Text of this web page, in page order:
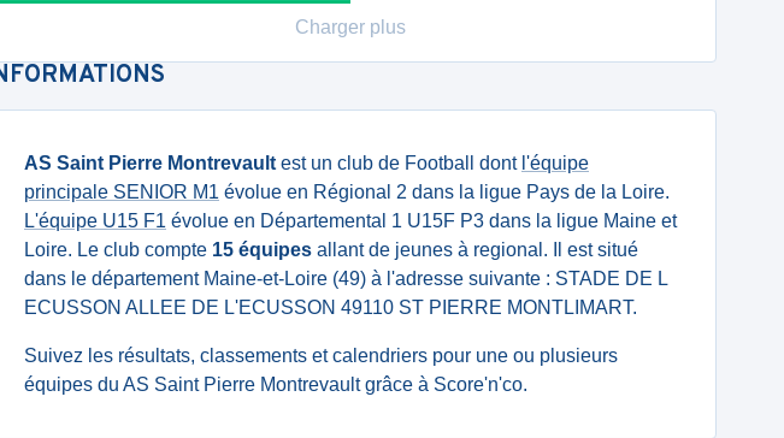
Charger plus
AS Saint Pierre Montrevault est un club de Football dont l'équipe
principale SENIOR M1 évolue en Régional 2 dans la ligue Pays de la Loire.
L'équipe U15 F1 évolue en Départemental 1 U15F P3 dans la ligue Maine et
Loire. Le club compte 15 équipes allant de jeunes à regional. Il est situé
dans le département Maine-et-Loire (49) à l'adresse suivante : STADE DE L
ECUSSON ALLEE DE L'ECUSSON 49110 ST PIERRE MONTLIMART.
Suivez les résultats, classements et calendriers pour une ou plusieurs
équipes du AS Saint Pierre Montrevault grâce à Score'n'co.